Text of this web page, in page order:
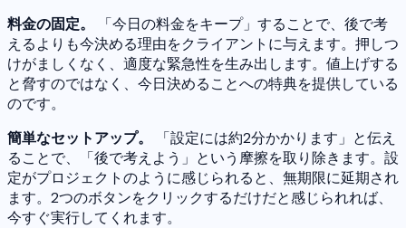
料金の固定。
「今日の料金をキープ」することで、後で考
えるよりも今決める理由をクライアントに与えます。押しつ
けがましくなく、適度な緊急性を生み出します。値上げする
と脅すのではなく、今日決めることへの特典を提供している
のです。
簡単なセットアップ。
「設定には約2分かかります」と伝え
ることで、「後で考えよう」という摩擦を取り除きます。設
定がプロジェクトのように感じられると、無期限に延期され
ます。2つのボタンをクリックするだけだと感じられれば、
今すぐ実行してくれます。